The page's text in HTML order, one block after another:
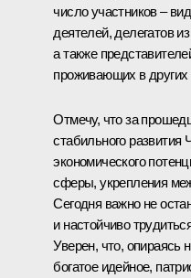
число участников –
деятелей, делегатов
а также
проживающих в других
Отмечу, что за
стабильного развития
экономического
сферы, укрепления
Сегодня важно не
и настойчиво
Уверен, что, опираясь
богатое идейное,